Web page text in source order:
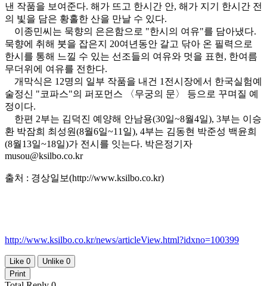
낸 작품을 보여준다. 해가 뜨고 한시간 안, 해가 지기 한시간 전
의 빛을 담은 황홀한 산을 만날 수 있다.
이종민씨는 묵향의 은은함으로 "한시의 여유"를 담아냈다.
묵향에 취해 붓을 잡은지 20여년동안 갈고 닦아 온 필력으로
한시를 통해 느낄 수 있는 선조들의 여유와 멋을 표현, 한여름
무더위에 여유를 전한다.
개막식은 12명의 일부 작품을 내건 1전시장에서 한국실험예
술정신 "코파스"의 퍼포먼스 〈무궁의 문〉 등으로 꾸며질 예
정이다.
한편 2부는 김덕진 예양해 안남용(30일~8월4일), 3부는 이승
환 박잠희 최성원(8월6일~11일), 4부는 김동현 박준성 백윤희
(8월13일~18일)가 전시를 잇는다. 박은정기자
musou@ksilbo.co.kr
출처 : 경상일보(http://www.ksilbo.co.kr)
http://www.ksilbo.co.kr/news/articleView.html?idxno=100399
Like 0 Unlike 0
Print